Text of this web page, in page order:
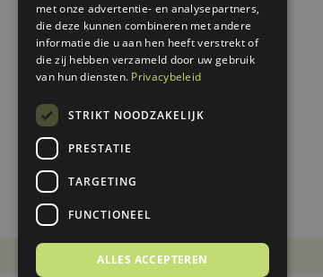
© 2026 Genoeg .
Alle rechten voorbehouden.
Dit is een uitgave van Virtùmedia
Disclaimer Privacy Statement
met onze advertentie- en analysepartners,
die deze kunnen combineren met andere
informatie die u aan hen heeft verstrekt of
die zij hebben verzameld door uw gebruik
van hun diensten. Privacybeleid
STRIKT NOODZAKELIJK
PRESTATIE
TARGETING
FUNCTIONEEL
ALLES ACCEPTEREN